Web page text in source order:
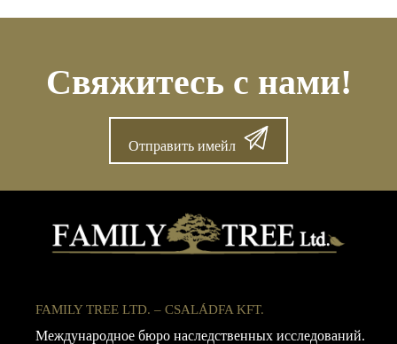
Свяжитесь с нами!
Отправить имейл
FAMILY TREE LTD. – CSALÁDFA KFT.
Международное бюро наследственных исследований.